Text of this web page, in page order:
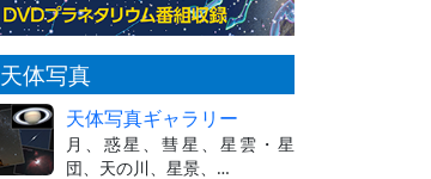
天体写真
天体写真ギャラリー
月、惑星、彗星、星雲・星
団、天の川、星景、…